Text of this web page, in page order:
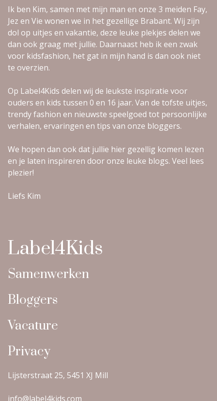
Ik ben Kim, samen met mijn man en onze 3 meiden Fay,
Jez en Vie wonen we in het gezellige Brabant. Wij zijn
dol op uitjes en vakantie, deze leuke plekjes delen we
dan ook graag met jullie. Daarnaast heb ik een zwak
voor kidsfashion, het gat in mijn hand is dan ook niet
te overzien.
Op Label4Kids delen wij de leukste inspiratie voor
ouders en kids tussen 0 en 16 jaar. Van de tofste uitjes,
trendy fashion en nieuwste speelgoed tot persoonlijke
verhalen, ervaringen en tips van onze bloggers.
We hopen dan ook dat jullie hier gezellig komen lezen
en je laten inspireren door onze leuke blogs. Veel lees
plezier!
Liefs Kim
Label4Kids
Samenwerken
Bloggers
Vacature
Privacy
Lijsterstraat 25, 5451 XJ Mill
info@label4kids.com